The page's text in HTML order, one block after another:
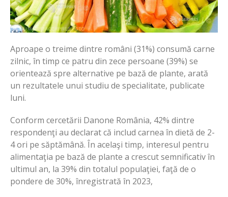
Aproape o treime dintre români (31%) consumă carne
zilnic, în timp ce patru din zece persoane (39%) se
orientează spre alternative pe bază de plante, arată
un rezultatele unui studiu de specialitate, publicate
luni.
Conform cercetării Danone România, 42% dintre
respondenţi au declarat că includ carnea în dietă de 2-
4 ori pe săptămână. În acelaşi timp, interesul pentru
alimentaţia pe bază de plante a crescut semnificativ în
ultimul an, la 39% din totalul populaţiei, faţă de o
pondere de 30%, înregistrată în 2023,